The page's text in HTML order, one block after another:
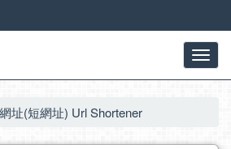
址(短網址) Url Shortener